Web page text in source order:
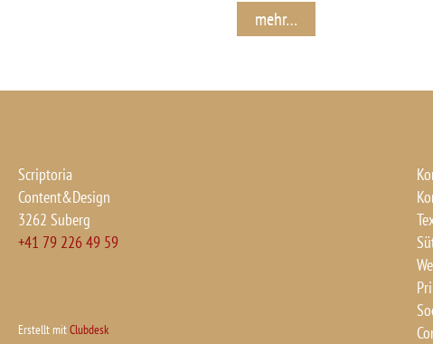
mehr…
Scriptoria
Content&Design
3262 Suberg
+41 79 226 49 59
Erstellt mitClubdesk